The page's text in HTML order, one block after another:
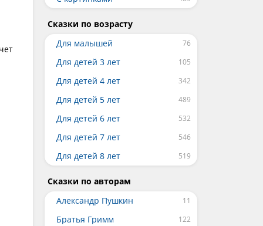
Сказки по возрасту
Для малышей
Для детей 3 лет
Для детей 4 лет
Для детей 5 лет
Для детей 6 лет
Для детей 7 лет
Для детей 8 лет
Сказки по авторам
Александр Пушкин
Братья Гримм